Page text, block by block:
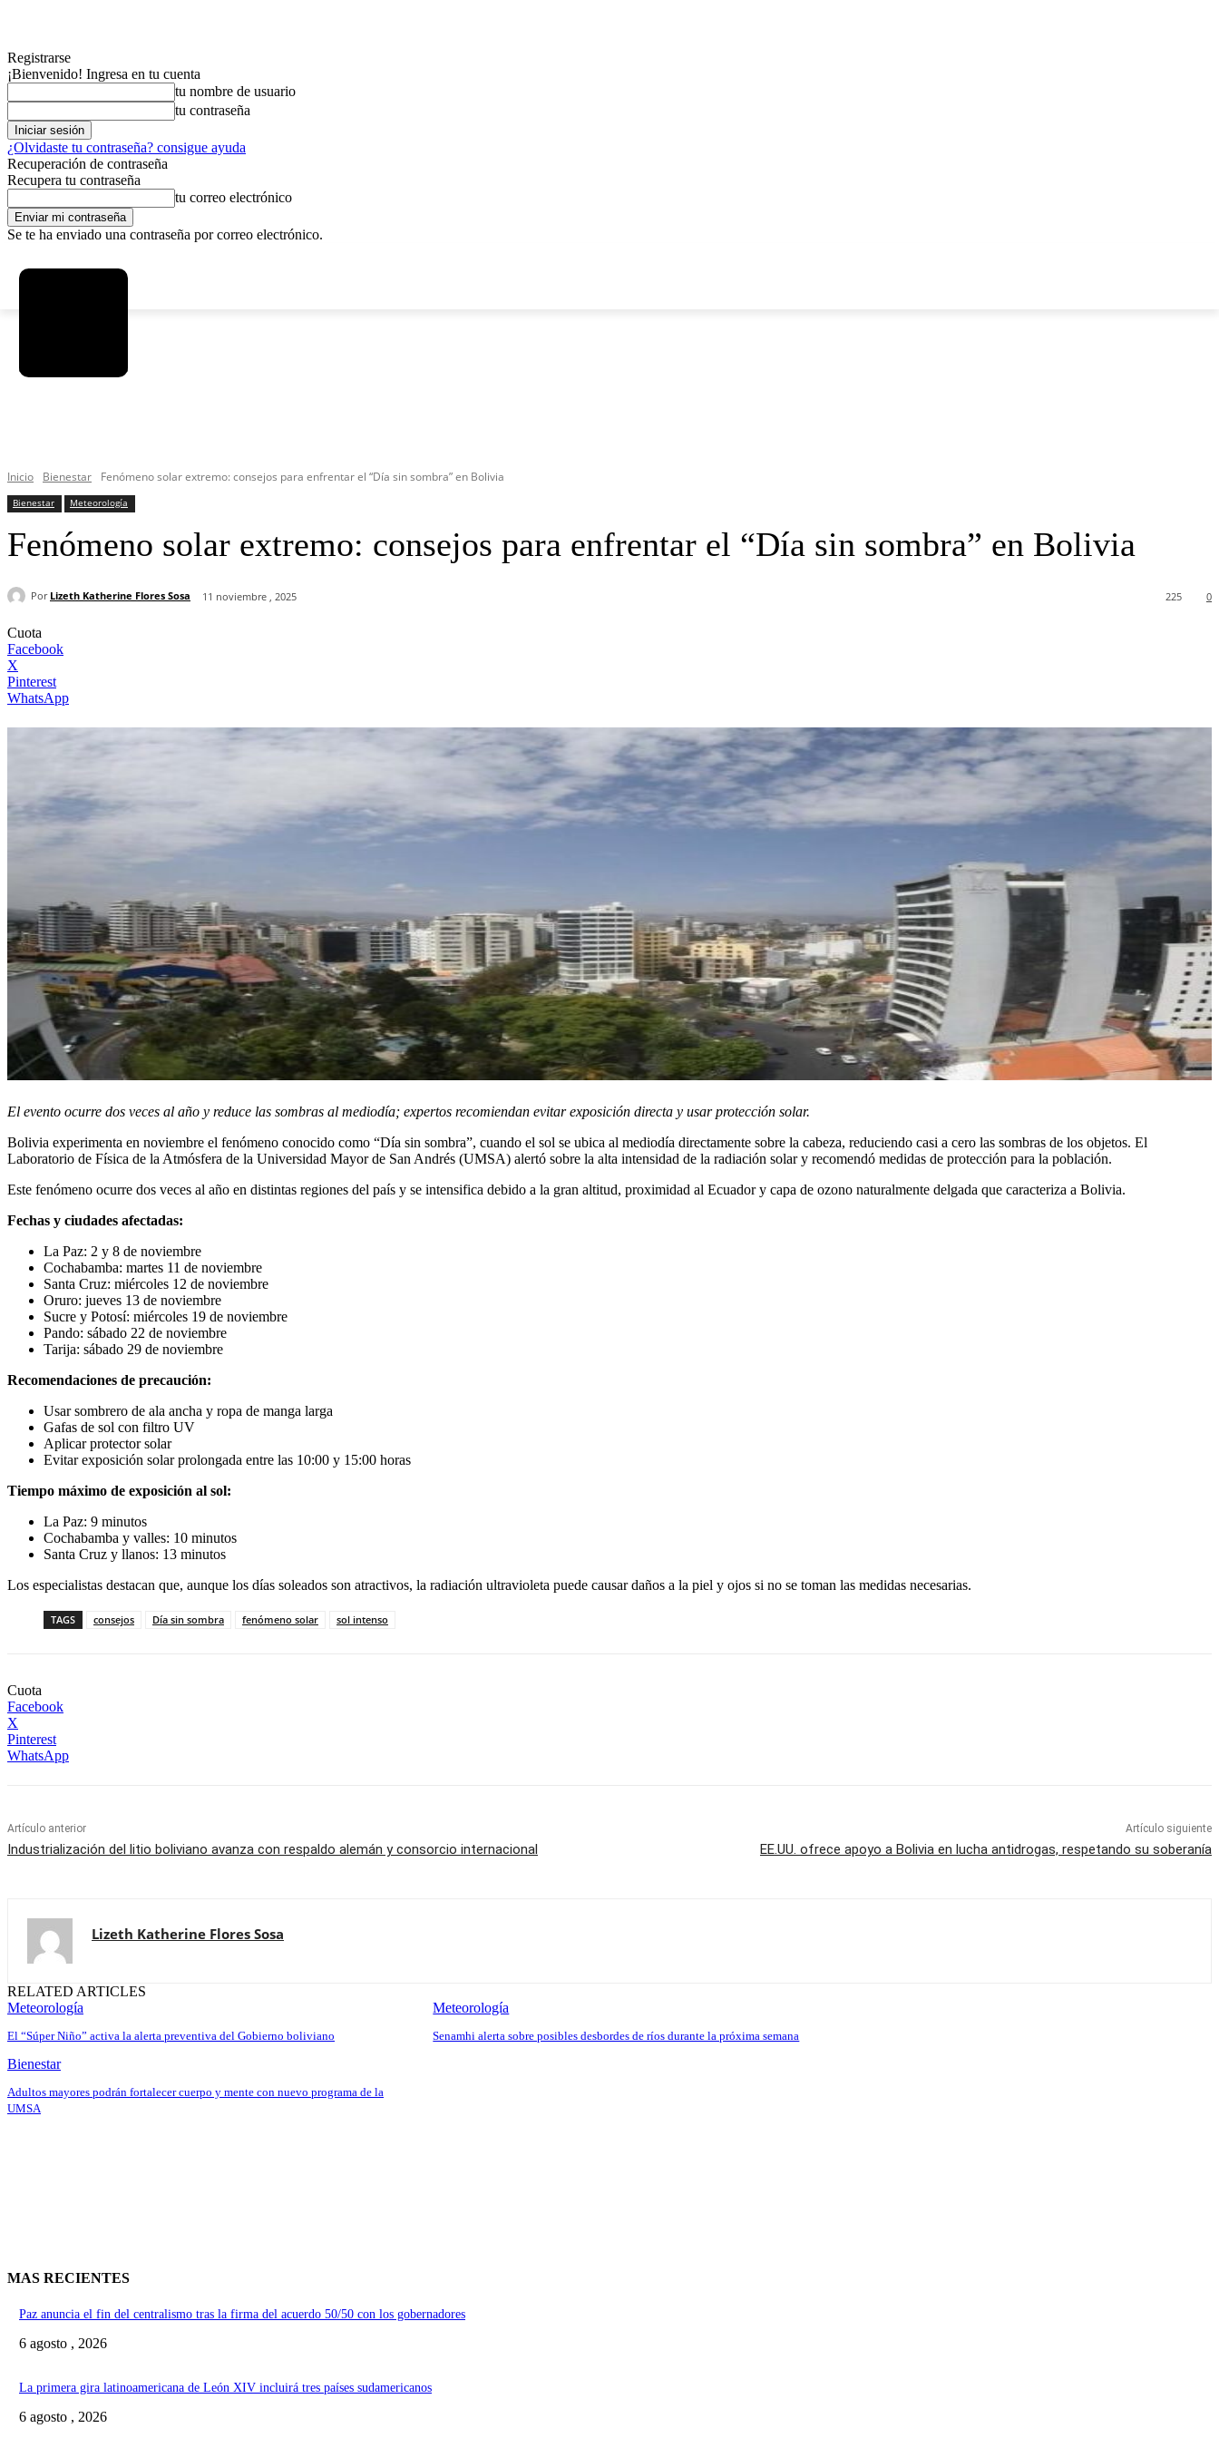
Registrarse
¡Bienvenido! Ingresa en tu cuenta
tu nombre de usuario
tu contraseña
¿Olvidaste tu contraseña? consigue ayuda
Recuperación de contraseña
Recupera tu contraseña
tu correo electrónico
Se te ha enviado una contraseña por correo electrónico.
Inicio Bienestar Fenómeno solar extremo: consejos para enfrentar el “Día sin sombra” en Bolivia
Bienestar Meteorología
Fenómeno solar extremo: consejos para enfrentar el “Día sin sombra” en Bolivia
Por Lizeth Katherine Flores Sosa 11 noviembre , 2025 0
225
Cuota
Facebook
X
Pinterest
WhatsApp
El evento ocurre dos veces al año y reduce las sombras al mediodía; expertos recomiendan evitar exposición directa y usar protección solar.
Bolivia experimenta en noviembre el fenómeno conocido como “Día sin sombra”, cuando el sol se ubica al mediodía directamente sobre la cabeza, reduciendo casi a cero las sombras de los objetos. El
Laboratorio de Física de la Atmósfera de la Universidad Mayor de San Andrés (UMSA) alertó sobre la alta intensidad de la radiación solar y recomendó medidas de protección para la población.
Este fenómeno ocurre dos veces al año en distintas regiones del país y se intensifica debido a la gran altitud, proximidad al Ecuador y capa de ozono naturalmente delgada que caracteriza a Bolivia.
Fechas y ciudades afectadas:
La Paz: 2 y 8 de noviembre
Cochabamba: martes 11 de noviembre
Santa Cruz: miércoles 12 de noviembre
Oruro: jueves 13 de noviembre
Sucre y Potosí: miércoles 19 de noviembre
Pando: sábado 22 de noviembre
Tarija: sábado 29 de noviembre
Recomendaciones de precaución:
Usar sombrero de ala ancha y ropa de manga larga
Gafas de sol con filtro UV
Aplicar protector solar
Evitar exposición solar prolongada entre las 10:00 y 15:00 horas
Tiempo máximo de exposición al sol:
La Paz: 9 minutos
Cochabamba y valles: 10 minutos
Santa Cruz y llanos: 13 minutos
Los especialistas destacan que, aunque los días soleados son atractivos, la radiación ultravioleta puede causar daños a la piel y ojos si no se toman las medidas necesarias.
TAGS consejos Día sin sombra fenómeno solar sol intenso
Cuota
Facebook
X
Pinterest
WhatsApp
Artículo anterior
Industrialización del litio boliviano avanza con respaldo alemán y consorcio internacional
Artículo siguiente
EE.UU. ofrece apoyo a Bolivia en lucha antidrogas, respetando su soberanía
Lizeth Katherine Flores Sosa
RELATED ARTICLES
Meteorología
El “Súper Niño” activa la alerta preventiva del Gobierno boliviano
Meteorología
Senamhi alerta sobre posibles desbordes de ríos durante la próxima semana
Bienestar
Adultos mayores podrán fortalecer cuerpo y mente con nuevo programa de la
UMSA
MAS RECIENTES
Paz anuncia el fin del centralismo tras la firma del acuerdo 50/50 con los gobernadores
6 agosto , 2026
La primera gira latinoamericana de León XIV incluirá tres países sudamericanos
6 agosto , 2026